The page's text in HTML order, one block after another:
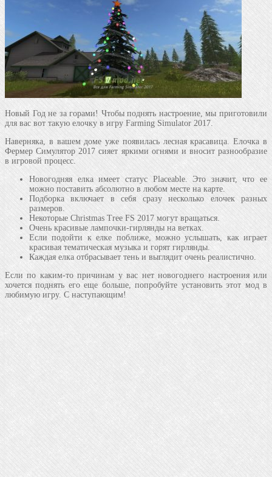
Новый Год не за горами! Чтобы поднять настроение, мы приготовили
для вас вот такую елочку в игру Farming Simulator 2017.
Наверняка, в вашем доме уже появилась лесная красавица. Елочка в
Фермер Симулятор 2017 сияет яркими огнями и вносит разнообразие
в игровой процесс.
Новогодняя елка имеет статус Placeable. Это значит, что ее
можно поставить абсолютно в любом месте на карте.
Подборка включает в себя сразу несколько елочек разных
размеров.
Некоторые Christmas Tree FS 2017 могут вращаться.
Очень красивые лампочки-гирлянды на ветках.
Если подойти к елке поближе, можно услышать, как играет
красивая тематическая музыка и горят гирлянды.
Каждая елка отбрасывает тень и выглядит очень реалистично.
Если по каким-то причинам у вас нет новогоднего настроения или
хочется поднять его еще больше, попробуйте установить этот мод в
любимую игру. С наступающим!